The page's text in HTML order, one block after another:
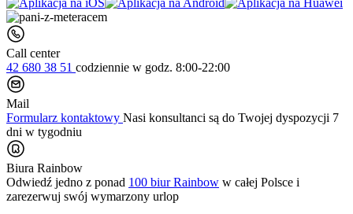
Call center
42 680 38 51 codziennie w godz. 8:00-22:00
Mail
Formularz kontaktowy Nasi konsultanci są do Twojej dyspozycji 7
dni w tygodniu
Biura Rainbow
Odwiedź jedno z ponad 100 biur Rainbow w całej Polsce i
zarezerwuj swój wymarzony urlop